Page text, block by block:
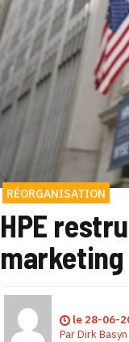
RÉORGANISATION
HPE
marketing
le 28-06-
ParDirk Basyn